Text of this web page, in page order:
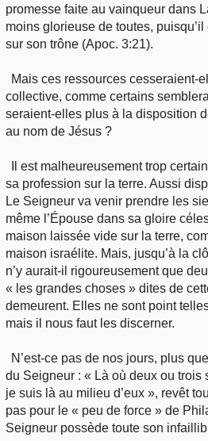
promesse faite au vainqueur dans
moins glorieuse de toutes,
sur son trône (Apoc. 3:21).
Mais ces ressources cesseraient-
collective, comme certains
seraient-elles plus à la disposition
au nom de Jésus ?
Il est malheureusement trop
sa profession sur la terre. Aussi
Le Seigneur va venir prendre les
même l’Épouse dans sa gloire
maison laissée vide sur la terre,
maison israélite. Mais, jusqu’à la
n’y aurait-il rigoureusement que
« les grandes choses » dites de
demeurent. Elles ne sont point
mais il nous faut les discerner.
N’est-ce pas de nos jours, plus
du Seigneur : « Là où deux ou trois
je suis là au milieu d’eux », revêt
pas pour le « peu de force » de
Seigneur possède toute son